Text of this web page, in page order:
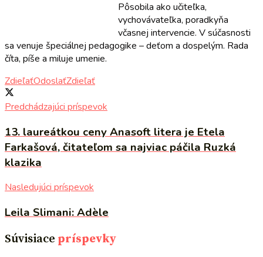
Pôsobila ako učiteľka,
vychovávateľka, poradkyňa
včasnej intervencie. V súčasnosti
sa venuje špeciálnej pedagogike – deťom a dospelým. Rada
číta, píše a miluje umenie.
ZdieľaťOdoslaťZdieľať
Predchádzajúci príspevok
13. laureátkou ceny Anasoft litera je Etela
Farkašová, čitateľom sa najviac páčila Ruzká
klazika
Nasledujúci príspevok
Leila Slimani: Adèle
Súvisiace príspevky